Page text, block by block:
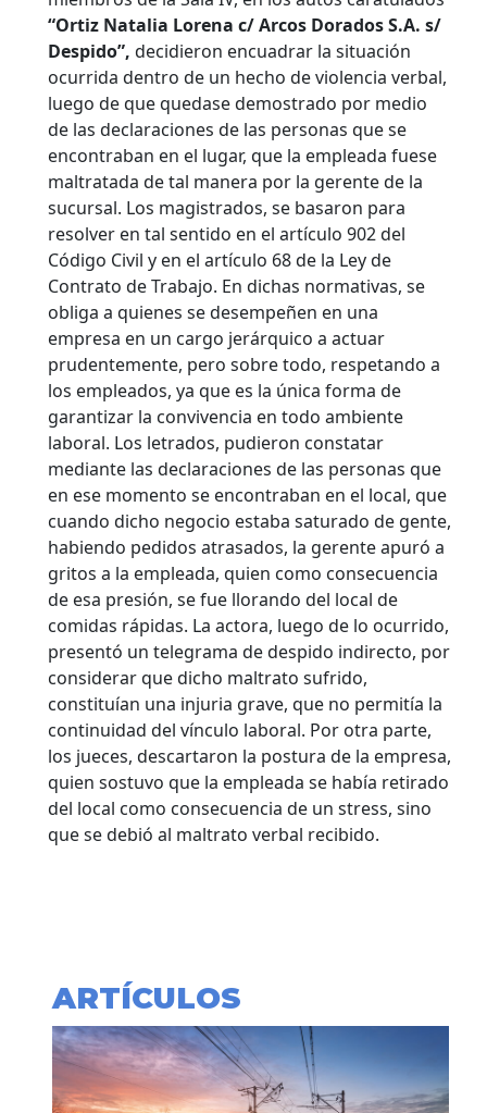
“Ortiz Natalia Lorena c/ Arcos Dorados S.A. s/
Despido”, decidieron encuadrar la situación
ocurrida dentro de un hecho de violencia verbal,
luego de que quedase demostrado por medio
de las declaraciones de las personas que se
encontraban en el lugar, que la empleada fuese
maltratada de tal manera por la gerente de la
sucursal. Los magistrados, se basaron para
resolver en tal sentido en el artículo 902 del
Código Civil y en el artículo 68 de la Ley de
Contrato de Trabajo. En dichas normativas, se
obliga a quienes se desempeñen en una
empresa en un cargo jerárquico a actuar
prudentemente, pero sobre todo, respetando a
los empleados, ya que es la única forma de
garantizar la convivencia en todo ambiente
laboral. Los letrados, pudieron constatar
mediante las declaraciones de las personas que
en ese momento se encontraban en el local, que
cuando dicho negocio estaba saturado de gente,
habiendo pedidos atrasados, la gerente apuró a
gritos a la empleada, quien como consecuencia
de esa presión, se fue llorando del local de
comidas rápidas. La actora, luego de lo ocurrido,
presentó un telegrama de despido indirecto, por
considerar que dicho maltrato sufrido,
constituían una injuria grave, que no permitía la
continuidad del vínculo laboral. Por otra parte,
los jueces, descartaron la postura de la empresa,
quien sostuvo que la empleada se había retirado
del local como consecuencia de un stress, sino
que se debió al maltrato verbal recibido.
ARTÍCULOS